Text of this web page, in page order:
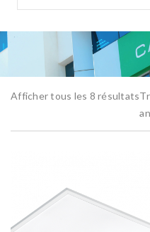
Afficher tous les 8 résultats